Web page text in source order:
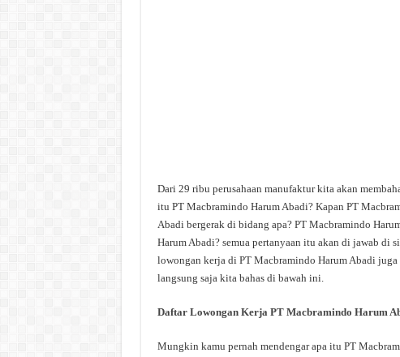
Dari 29 ribu perusahaan manufaktur kita akan
itu PT Macbramindo Harum Abadi? Kapan PT
Abadi bergerak di bidang apa? PT Macbramindo
Harum Abadi? semua pertanyaan itu akan di jawab
lowongan kerja di PT Macbramindo Harum Abadi
langsung saja kita bahas di bawah ini.
Daftar Lowongan Kerja PT Macbramindo Harum
Mungkin kamu pernah mendengar apa itu PT